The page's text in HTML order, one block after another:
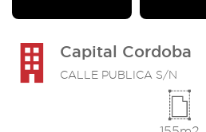
Capital Cordoba
CALLE PUBLICA S/N